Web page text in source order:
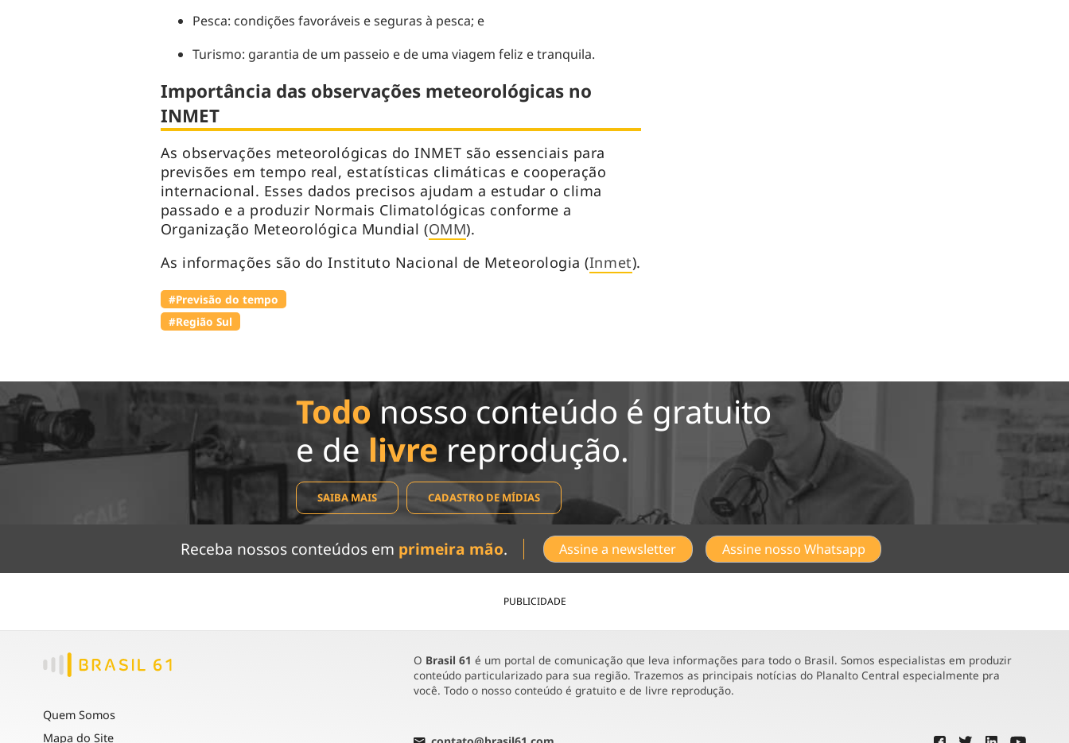
Pesca: condições favoráveis e seguras à pesca; e
Turismo: garantia de um passeio e de uma viagem feliz e tranquila.
Importância das observações meteorológicas no
INMET
As observações meteorológicas do INMET são essenciais para
previsões em tempo real, estatísticas climáticas e cooperação
internacional. Esses dados precisos ajudam a estudar o clima
passado e a produzir Normais Climatológicas conforme a
Organização Meteorológica Mundial (OMM).
As informações são do Instituto Nacional de Meteorologia (Inmet).
#Previsão do tempo
#Região Sul
Todonosso conteúdo é gratuito
e de livre reprodução.
SAIBA MAIS CADASTRO DE MÍDIAS
Receba nossos conteúdos em primeira mão. Assine a newsletter Assine nosso Whatsapp
PUBLICIDADE
Quem Somos
Mapa do Site
O Brasil 61 é um portal de comunicação que leva informações para todo o Brasil. Somos especialistas em produzir
conteúdo particularizado para sua região. Trazemos as principais notícias do Planalto Central especialmente pra
você. Todo o nosso conteúdo é gratuito e de livre reprodução.